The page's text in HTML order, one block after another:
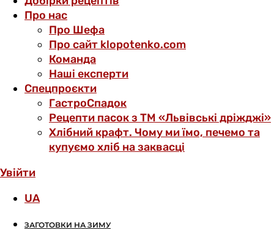
Про нас
Про Шефа
Про сайт klopotenko.com
Команда
Наші експерти
Спецпроєкти
ГастроСпадок
Рецепти пасок з ТМ «Львівські дріжджі»
Хлібний крафт. Чому ми їмо, печемо та
купуємо хліб на заквасці
Увійти
UA
ЗАГОТОВКИ НА ЗИМУ